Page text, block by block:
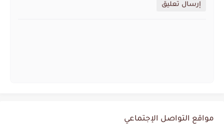
إرسال تعليق
مواقع التواصل الإجتماعي